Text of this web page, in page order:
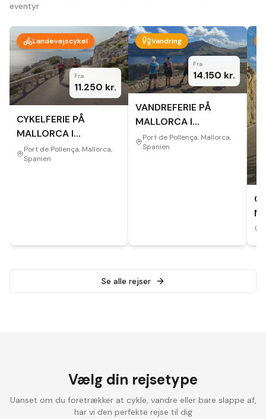
eventyr
Landevejscykel
Fra
11.250 kr.
CYKELFERIE PÅ
MALLORCA I
EFTERÅRET
Port de Pollença, Mallorca,
Spanien
Vandring
Fra
14.150 kr.
VANDREFERIE PÅ
MALLORCA I
EFTERÅRET
Port de Pollença, Mallorca,
Spanien
Se alle rejser
Vælg din rejsetype
Uanset om du foretrækker at cykle, vandre eller bare slappe af,
har vi den perfekte rejse til dig